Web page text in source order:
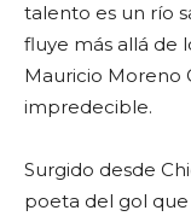
talento es un río
fluye más allá de
Mauricio Moreno
impredecible.
Surgido desde
poeta del gol